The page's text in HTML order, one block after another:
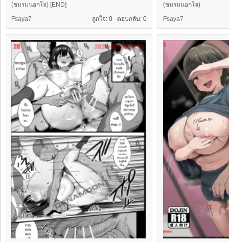
(ชมรมนอกใจ) [END]
ถูกใจ: 0 ตอบกลับ: 0
Fsaya7
(ชมรมนอกใจ)
Fsaya7